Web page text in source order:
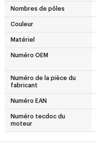
Nombres de pôles
Couleur
Matériel
Numéro OEM
Numéro de la pièce du
fabricant
Numéro EAN
Numéro tecdoc du
moteur